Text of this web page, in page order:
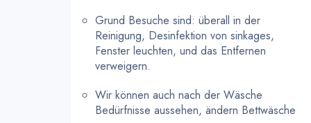
Grund Besuche sind: überall in der
Reinigung, Desinfektion von sinkages,
Fenster leuchten, und das Entfernen
verweigern.
Wir können auch nach der Wäsche
Bedürfnisse aussehen, ändern Bettwäsche